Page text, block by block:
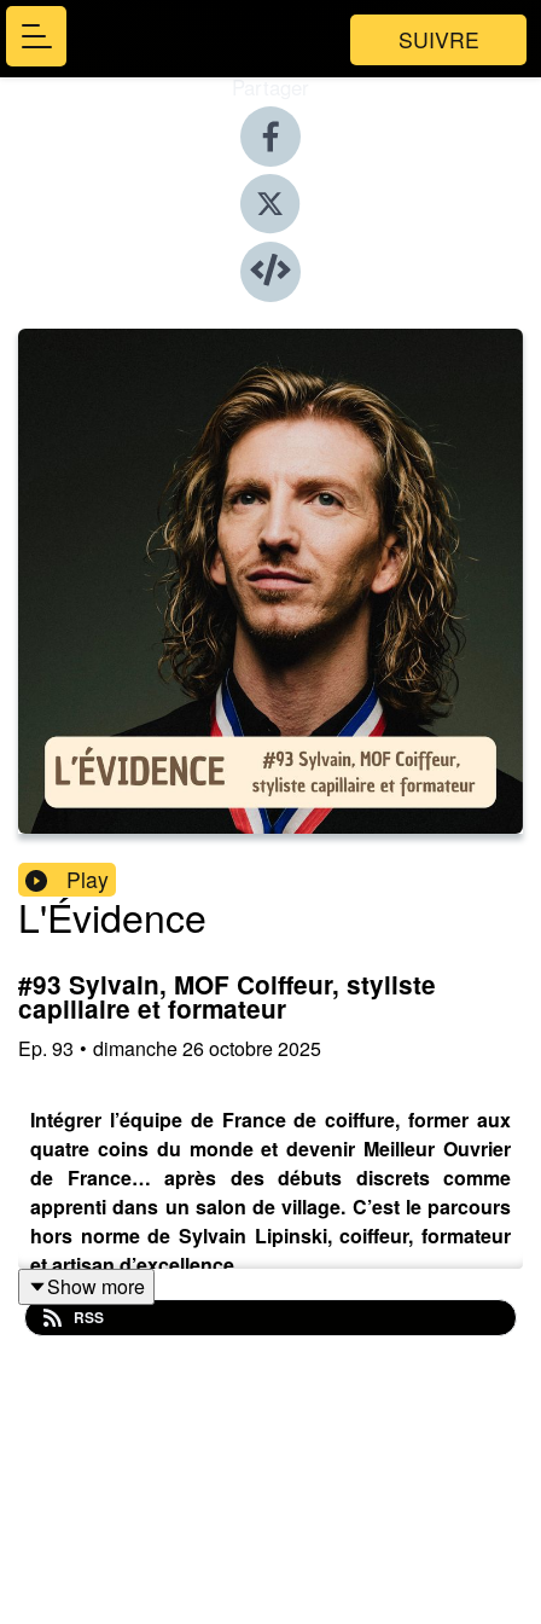
SUIVRE
Partager
Play
L'Évidence
#93 Sylvain, MOF Coiffeur, styliste
capillaire et formateur
Ep. 93 • dimanche 26 octobre 2025
Intégrer l’équipe de France de coiffure, former aux
quatre coins du monde et devenir Meilleur Ouvrier
de France… après des débuts discrets comme
apprenti dans un salon de village. C’est le parcours
hors norme de Sylvain Lipinski, coiffeur, formateur
et artisan d’excellence.
Show more
RSS